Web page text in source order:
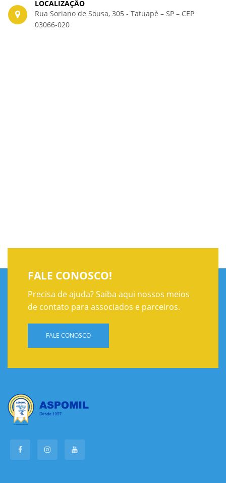
LOCALIZAÇÃO
Rua Soriano de Sousa, 305 - Tatuapé – SP – CEP
03066-020
FALE CONOSCO!
Precisa de ajuda? Saiba aqui nossos meios
de contato para associados e parceiros.
FALE CONOSCO